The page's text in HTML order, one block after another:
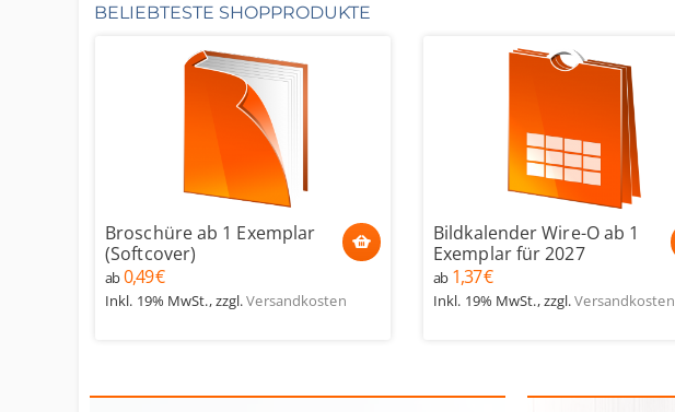
BELIEBTESTE SHOPPRODUKTE
Broschüre ab 1 Exemplar
(Softcover)
ab 0,49 €
Inkl. 19% MwSt.,zzgl.Versandkosten
Bildkalender Wire-O ab 1
Exemplar für 2027
ab 1,37 €
Inkl. 19% MwSt.,zzgl.Versandkosten